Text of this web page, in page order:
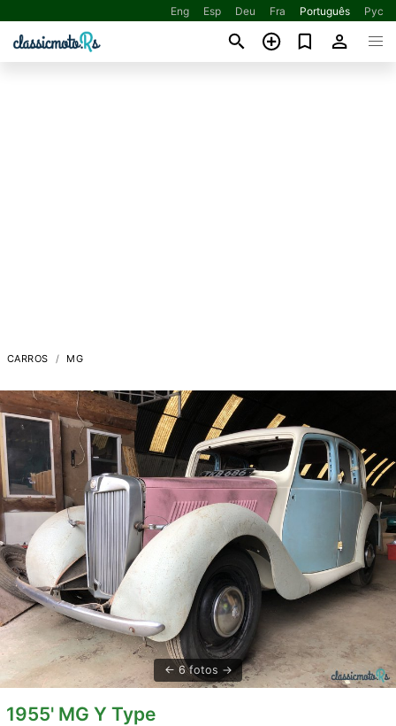
Eng Esp Deu Fra Português Рус
CARROS MG
6 fotos
1955' MG Y Type